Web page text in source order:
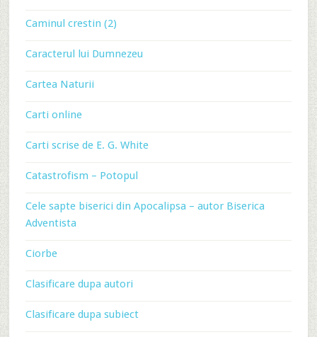
Caminul crestin (2)
Caracterul lui Dumnezeu
Cartea Naturii
Carti online
Carti scrise de E. G. White
Catastrofism – Potopul
Cele sapte biserici din Apocalipsa – autor Biserica
Adventista
Ciorbe
Clasificare dupa autori
Clasificare dupa subiect